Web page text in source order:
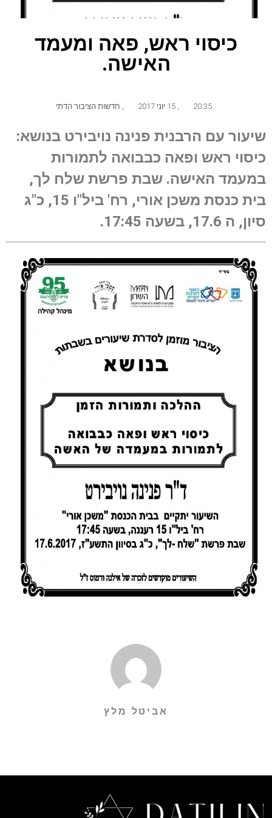
כיסוי ראש, פאה ומעמד
האישה.
20:35 15 יוני 2017 חדשות הציבור הדתי
שיעור עם הרבנית פנינה נויבירט בנושא:
כיסוי ראש ופאה כבבואה לתמורות
במעמד האישה. שבת פרשת שלח לך,
בית כנסת משכן אורי, רח' ביל"ו 15, כ"ג
סיון, ה 17.6, בשעה 17:45.
אביטל מלץ